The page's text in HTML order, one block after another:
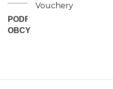
Vouchery
PODRĘCZNIKI I
OBCY